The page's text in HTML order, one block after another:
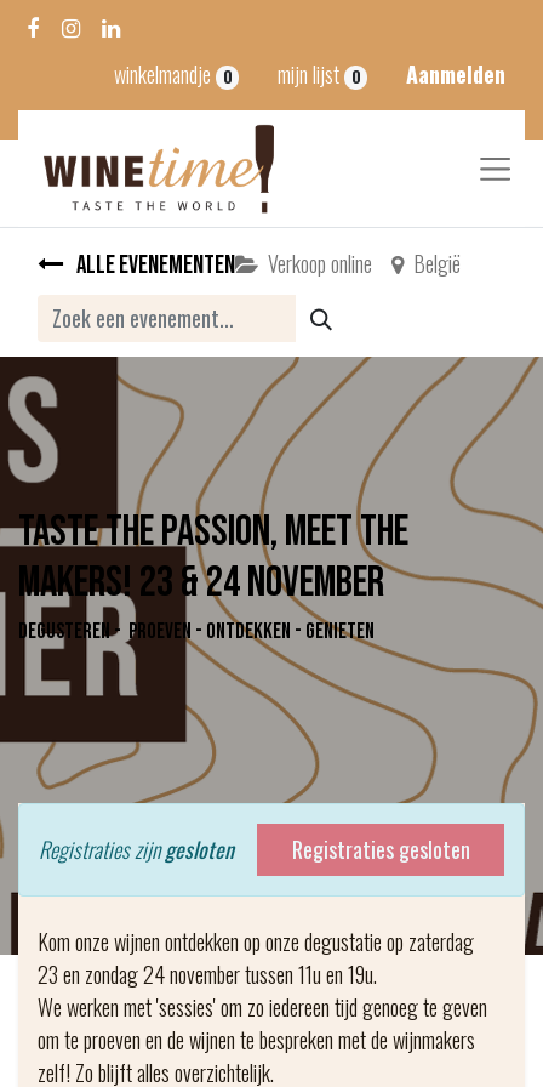
winkelmandje 0 mijn lijst 0 Aanmelden
Alle evenementen Verkoop online België
Taste the Passion, meet the
makers! 23 & 24 november
Degusteren - proeven - ontdekken - genieten
Registraties zijngesloten Registraties gesloten
Kom onze wijnen ontdekken op onze degustatie op zaterdag
23 en zondag 24 november tussen 11u en 19u.
We werken met 'sessies' om zo iedereen tijd genoeg te geven
om te proeven en de wijnen te bespreken met de wijnmakers
zelf! Zo blijft alles overzichtelijk.